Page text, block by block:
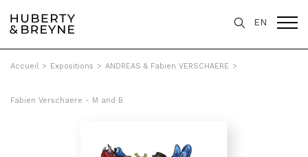
EN
Accueil > Expositions > ANDREAS & Fabien VERSCHAERE >
Fabien Verschaere - M and B